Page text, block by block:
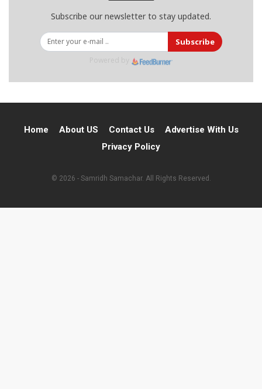
Subscribe our newsletter to stay updated.
Subscribe
Home About US Contact Us
Advertise With Us
Privacy Policy
© 2026 - Samridh Samachar. All Rights Reserved.